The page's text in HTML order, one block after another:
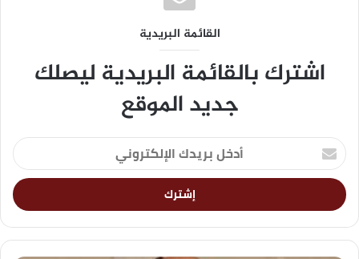
القائمة البريدية
اشترك بالقائمة البريدية ليصلك
جديد الموقع